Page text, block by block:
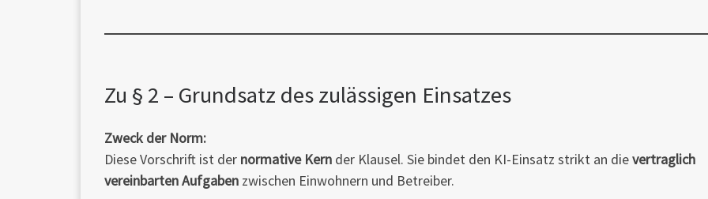
Zu § 2 – Grundsatz des zulässigen Einsatzes
Zweck der Norm:
Diese Vorschrift ist der normative Kern der Klausel. Sie bindet den KI-Einsatz strikt an dievertraglich
vereinbarten Aufgaben zwischen Einwohnern und Betreiber.